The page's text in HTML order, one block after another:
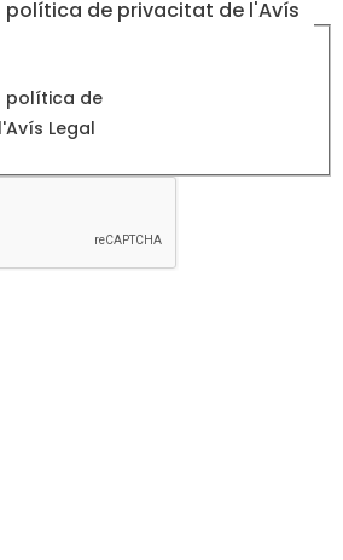
de privacitat de l'Avís
política de
Avís Legal